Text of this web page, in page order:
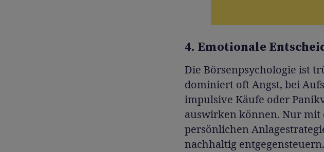
4. Emotionale
Die Börsenpsychologie ist
dominiert oft Angst, bei
impulsive Käufe oder
auswirken können. Nur
persönlichen
nachhaltig entgegensteuern.